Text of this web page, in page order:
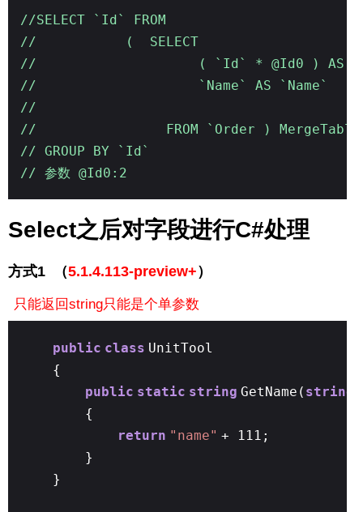
//SELECT `Id` FROM
// ( SELECT
// ( `Id` * @Id0 ) AS
// `Name` AS `Name`
//
// FROM `Order )
// GROUP BY `Id`
// 参数 @Id0:2
Select之后对字段进行C#处理
方式1 （5.1.4.113-preview+）
只能返回string只能是个单参数
public class UnitTool
{
public static string GetName( string
{
return "name" + 111;
}
}